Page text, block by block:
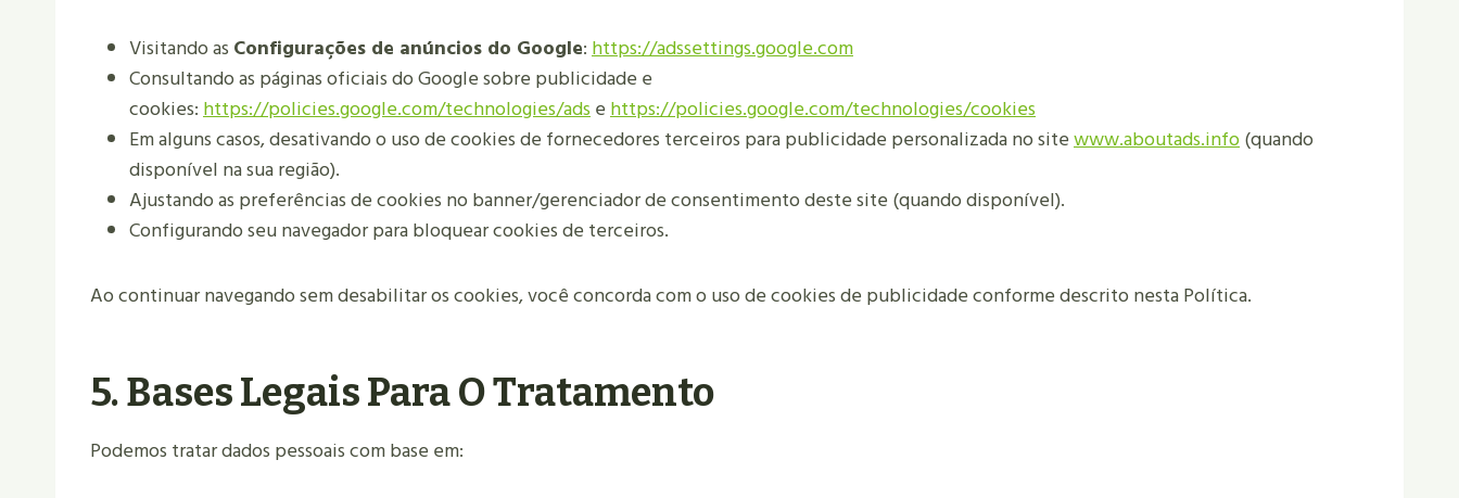
Visitando as Configurações de anúncios do Google:https://adssettings.google.com
Consultando as páginas oficiais do Google sobre publicidade e
cookies:https://policies.google.com/technologies/adsehttps://policies.google.com/technologies/cookies
Em alguns casos, desativando o uso de cookies de fornecedores terceiros para publicidade personalizada no sitewww.aboutads.info(quando
disponível na sua região).
Ajustando as preferências de cookies no banner/gerenciador de consentimento deste site (quando disponível).
Configurando seu navegador para bloquear cookies de terceiros.
Ao continuar navegando sem desabilitar os cookies, você concorda com o uso de cookies de publicidade conforme descrito nesta Política.
5. Bases Legais Para O Tratamento
Podemos tratar dados pessoais com base em: